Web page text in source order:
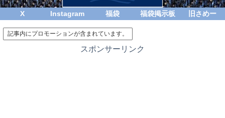
X Instagram 福袋 福袋掲示板 旧さめー
記事内にプロモーションが含まれています。
スポンサーリンク